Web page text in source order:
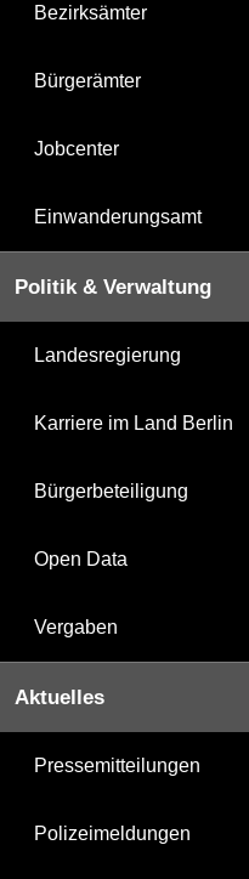
Bezirksämter
Bürgerämter
Jobcenter
Einwanderungsamt
Politik & Verwaltung
Landesregierung
Karriere im Land Berlin
Bürgerbeteiligung
Open Data
Vergaben
Aktuelles
Pressemitteilungen
Polizeimeldungen